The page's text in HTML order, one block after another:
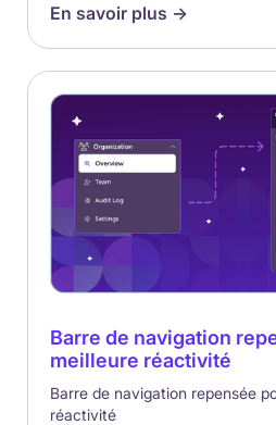
En savoir plus ->
Barre de navigation
meilleure réactivité
Barre de navigation repensée
réactivité